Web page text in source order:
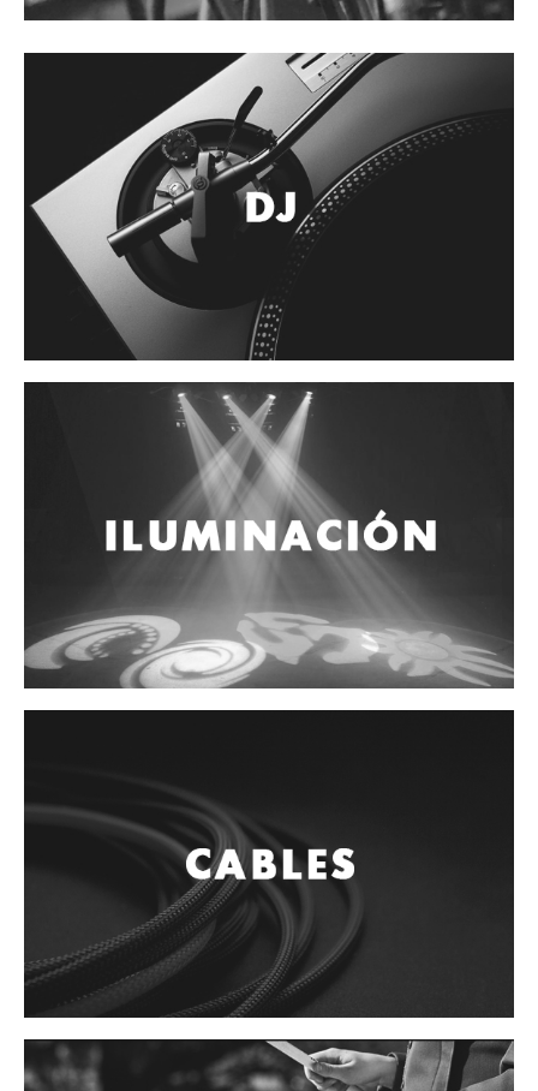
Accesorios
Cuerdas
Guitarra Metal
Guitarra Nylon
Guitarra Electrica
Bajo
Otros instrumentos de arco